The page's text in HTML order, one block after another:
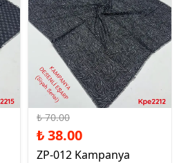
%46 İndirim
₺ 70.00
₺ 38.00
ZP-012 Kampanya